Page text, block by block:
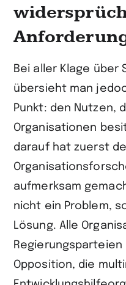
Bei aller Klage über
übersieht man
Punkt: den Nutzen,
Organisationen
darauf hat zuerst
aufmerksam
nicht ein Problem,
Lösung. Alle
Opposition, die